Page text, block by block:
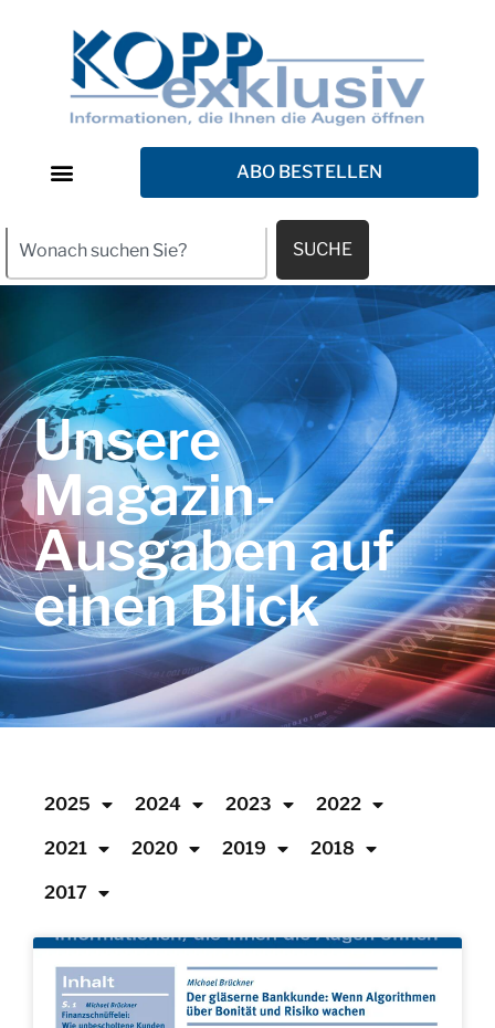
ABO BESTELLEN
SUCHE
Unsere
Magazin-
Ausgaben auf
einen Blick
2025 2024 2023 2022
2021 2020 2019 2018
2017